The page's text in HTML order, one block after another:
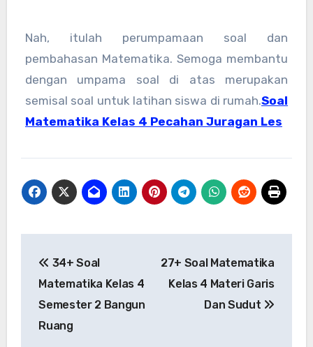
Nah, itulah perumpamaan soal dan
pembahasan Matematika. Semoga membantu
dengan umpama soal di atas merupakan
semisal soal untuk latihan siswa di rumah.Soal
Matematika Kelas 4 Pecahan Juragan Les
navigation
34+ Soal
Matematika Kelas 4
Semester 2 Bangun
Ruang
27+ Soal Matematika
Kelas 4 Materi Garis
Dan Sudut